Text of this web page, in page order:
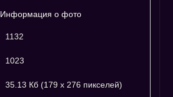
Информация о фото
1132
1023
35.13 Кб (179 x 276 пикселей)